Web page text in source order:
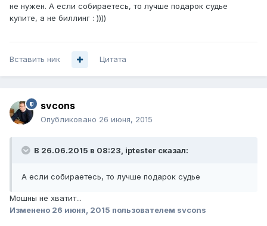
не нужен. А если собираетесь, то лучше подарок судье
купите, а не биллинг : ))))
Вставить ник Цитата
svcons
Опубликовано 26 июня, 2015
В 26.06.2015 в 08:23, iptester сказал:
А если собираетесь, то лучше подарок судье
Мошны не хватит...
Изменено 26 июня, 2015 пользователем svcons